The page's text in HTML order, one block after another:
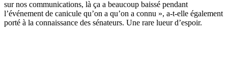
sur nos communications, là ça a beaucoup baissé pendant
l’événement de canicule qu’on a qu’on a connu », a-t-elle également
porté à la connaissance des sénateurs. Une rare lueur d’espoir.